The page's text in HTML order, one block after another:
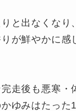
と出なくなり
が鮮やかに感
走後も悪寒・
ゆみはたった